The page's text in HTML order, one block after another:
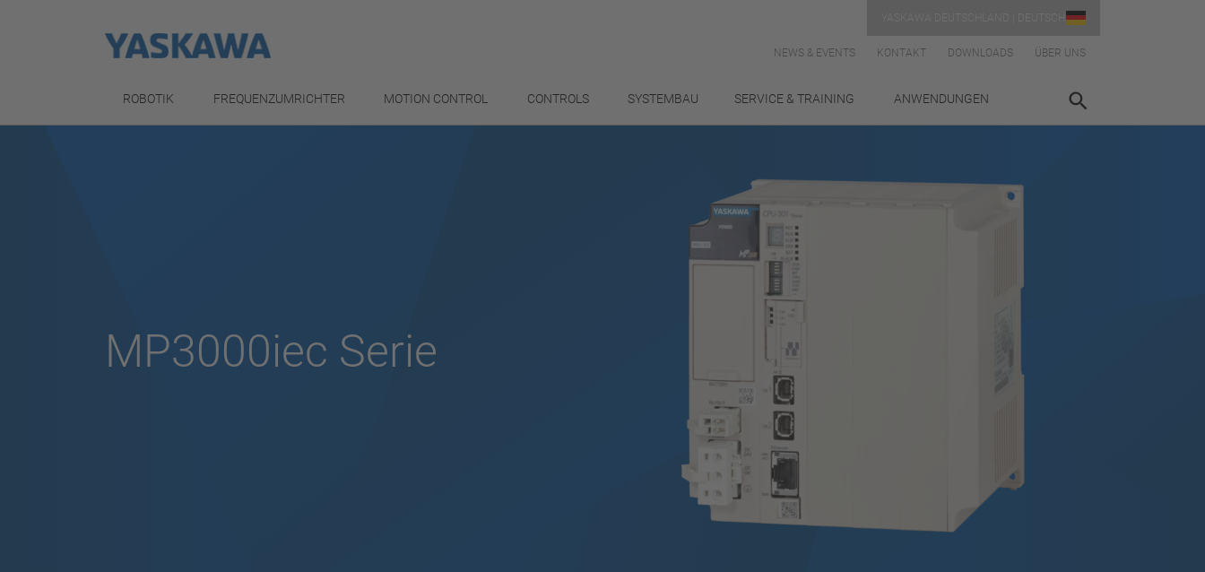
NEWS & EVENTS KONTAKT DOWNLOADS ÜBER UNS
ROBOTIK FREQUENZUMRICHTER MOTION CONTROL CONTROLS SYSTEMBAU SERVICE & TRAINING ANWENDUNGEN
MP3000iec Serie